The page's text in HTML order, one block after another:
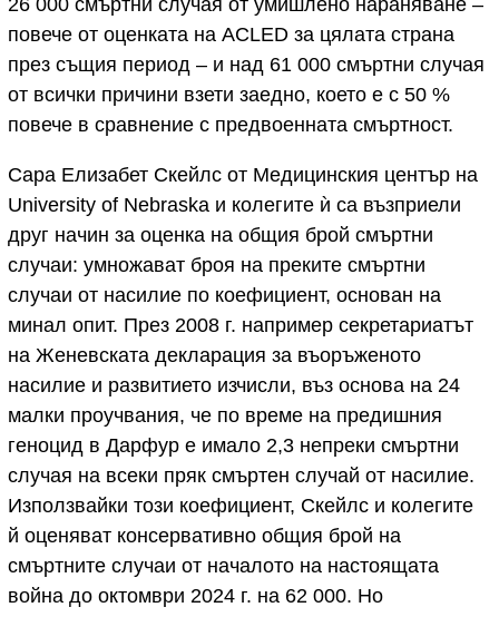
повече от оценката на ACLED за цялата страна
през същия период – и над 61 000 смъртни случая
от всички причини взети заедно, което е с 50 %
повече в сравнение с предвоенната смъртност.
Сара Елизабет Скейлс от Медицинския център на
University of Nebraska и колегите ѝ са възприели
друг начин за оценка на общия брой смъртни
случаи: умножават броя на преките смъртни
случаи от насилие по коефициент, основан на
минал опит. През 2008 г. например секретариатът
на Женевската декларация за въоръженото
насилие и развитието изчисли, въз основа на 24
малки проучвания, че по време на предишния
геноцид в Дарфур е имало 2,3 непреки смъртни
случая на всеки пряк смъртен случай от насилие.
Използвайки този коефициент, Скейлс и колегите
й оценяват консервативно общия брой на
смъртните случаи от началото на настоящата
война до октомври 2024 г. на 62 000. Но